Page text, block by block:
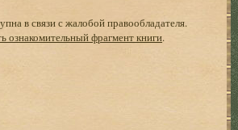
в связи с жалобой правообладателя.
ознакомительный фрагмент книги.